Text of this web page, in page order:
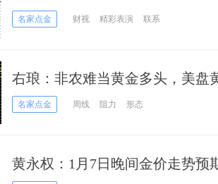
名家点金 财视 精彩表演 联系
右琅：非农难当黄金多头，美
名家点金 周线 阻力 形态
黄永权：1月7日晚间金价走势预